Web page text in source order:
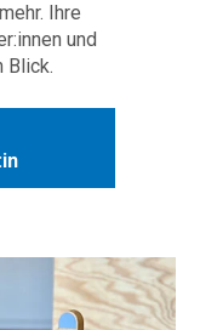
Ihre
und
Blick.